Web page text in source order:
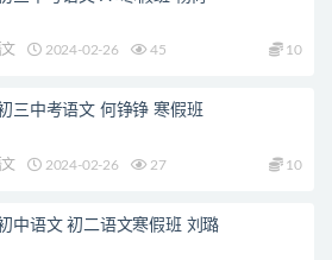
2024-02-26 45 10
三中考语文 何铮铮 寒假班
2024-02-26 27 10
中语文 初二语文寒假班 刘璐